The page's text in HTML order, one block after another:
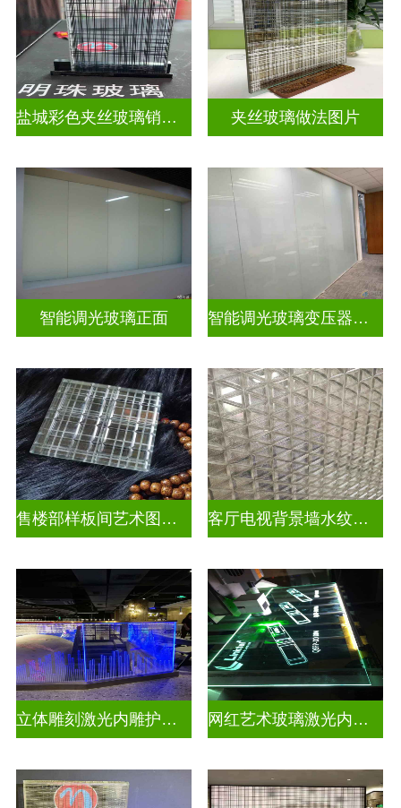
盐城彩色夹丝玻璃销售店 夹丝玻璃做法图片
智能调光玻璃正面 智能调光玻璃变压器的型号怎么看
售楼部样板间艺术图案车刻玻璃 客厅电视背景墙水纹车刻玻璃
立体雕刻激光内雕护栏玻璃 网红艺术玻璃激光内雕发光艺术玻璃